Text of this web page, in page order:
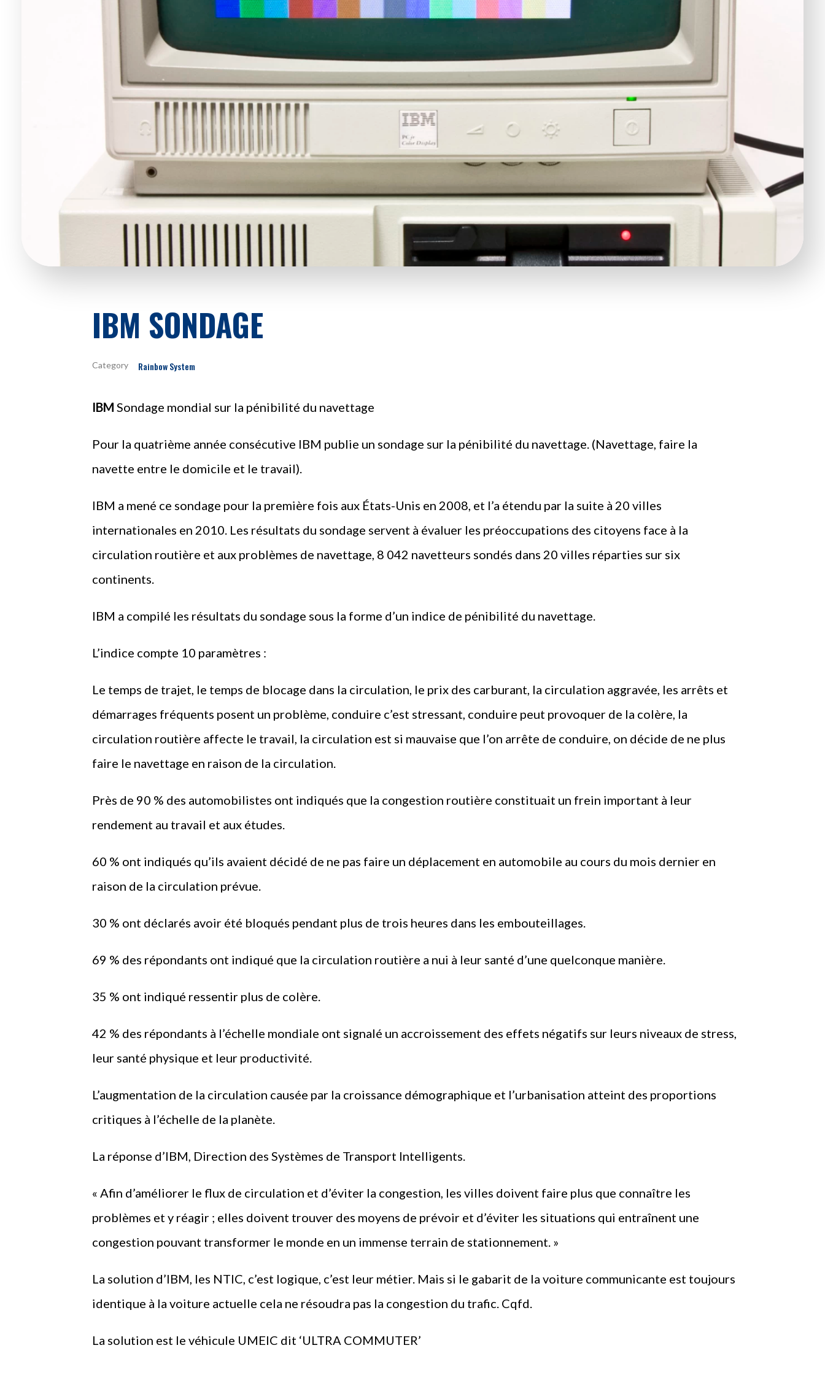
IBM SONDAGE
Rainbow System
IBM Sondage mondial sur la pénibilité du navettage
Pour la quatrième année consécutive IBM publie un sondage sur la pénibilité du navettage. (Navettage, faire la
navette entre le domicile et le travail).
IBM a mené ce sondage pour la première fois aux États-Unis en 2008, et l’a étendu par la suite à 20 villes
internationales en 2010. Les résultats du sondage servent à évaluer les préoccupations des citoyens face à la
circulation routière et aux problèmes de navettage, 8 042 navetteurs sondés dans 20 villes réparties sur six
continents.
IBM a compilé les résultats du sondage sous la forme d’un indice de pénibilité du navettage.
L’indice compte 10 paramètres :
Le temps de trajet, le temps de blocage dans la circulation, le prix des carburant, la circulation aggravée, les arrêts et
démarrages fréquents posent un problème, conduire c’est stressant, conduire peut provoquer de la colère, la
circulation routière affecte le travail, la circulation est si mauvaise que l’on arrête de conduire, on décide de ne plus
faire le navettage en raison de la circulation.
Près de 90 % des automobilistes ont indiqués que la congestion routière constituait un frein important à leur
rendement au travail et aux études.
60 % ont indiqués qu’ils avaient décidé de ne pas faire un déplacement en automobile au cours du mois dernier en
raison de la circulation prévue.
30 % ont déclarés avoir été bloqués pendant plus de trois heures dans les embouteillages.
69 % des répondants ont indiqué que la circulation routière a nui à leur santé d’une quelconque manière.
35 % ont indiqué ressentir plus de colère.
42 % des répondants à l’échelle mondiale ont signalé un accroissement des effets négatifs sur leurs niveaux de stress,
leur santé physique et leur productivité.
L’augmentation de la circulation causée par la croissance démographique et l’urbanisation atteint des proportions
critiques à l’échelle de la planète.
La réponse d’IBM, Direction des Systèmes de Transport Intelligents.
« Afin d’améliorer le flux de circulation et d’éviter la congestion, les villes doivent faire plus que connaître les
problèmes et y réagir ; elles doivent trouver des moyens de prévoir et d’éviter les situations qui entraînent une
congestion pouvant transformer le monde en un immense terrain de stationnement. »
La solution d’IBM, les NTIC, c’est logique, c’est leur métier. Mais si le gabarit de la voiture communicante est toujours
identique à la voiture actuelle cela ne résoudra pas la congestion du trafic. Cqfd.
La solution est le véhicule UMEIC dit ‘ULTRA COMMUTER’